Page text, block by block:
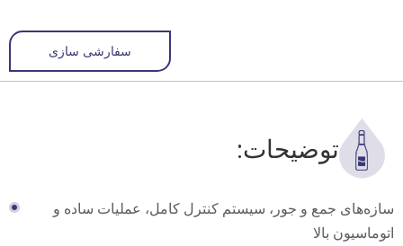
سفارشی سازی
توضیحات:
سازه‌های جمع و جور، سیستم کنترل کامل، عملیات ساده و
اتوماسیون بالا